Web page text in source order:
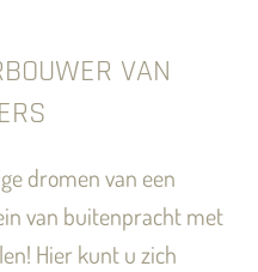
VAN
dromen van een
van buitenpracht met
Hier kunt u zich